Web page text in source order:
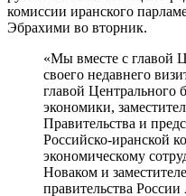
комиссии иранского
Эбрахими во вторник.
«Мы вместе с главой
своего недавнего
главой Центрального
экономики,
Правительства и
Российско-иранской
экономическому
Новаком и
правительства